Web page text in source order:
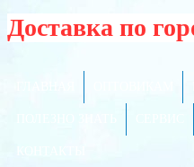
Доставка по